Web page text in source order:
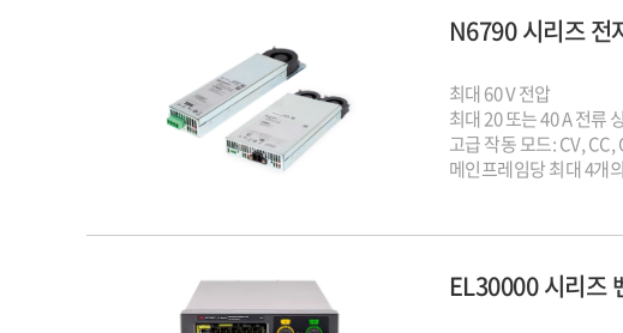
N6790 시리즈 전
최대 60 V 전압
최대 20 또는 40 A 전류
고급 작동 모드: CV, CC,
메인프레임당 최대 4개
동일한 메인프레임에 전
선택적인 고급 전력 제
EL30000 시리즈